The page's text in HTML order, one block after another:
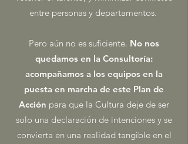
entre personas y departamentos.
Pero aún no es suficiente. No nos
quedamos en la Consultoría:
acompañamos a los equipos en la
puesta en marcha de este Plan de
Acción para que la Cultura deje de ser
solo una declaración de intenciones y se
convierta en una realidad tangible en el